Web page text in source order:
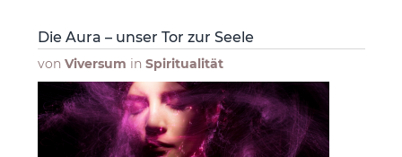
Die Aura – unser Tor zur Seele
von Viversum in Spiritualität